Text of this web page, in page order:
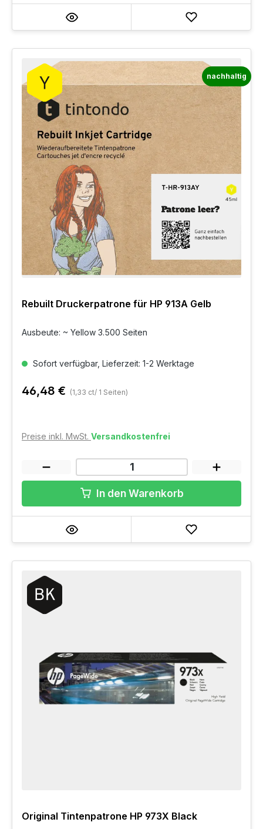
nachhaltig
Rebuilt Druckerpatrone für HP 913A Gelb
Ausbeute: ~ Yellow 3.500 Seiten
Sofort verfügbar, Lieferzeit: 1-2 Werktage
46,48 € (1,33 ct/ 1 Seiten)
Preise inkl. MwSt. Versandkostenfrei
In den Warenkorb
Original Tintenpatrone HP 973X Black